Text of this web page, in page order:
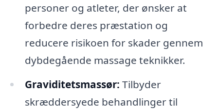
personer og atleter, der ønsker at
forbedre deres præstation og
reducere risikoen for skader gennem
dybdegående massage teknikker.
Graviditetsmassør: Tilbyder
skræddersyede behandlinger til